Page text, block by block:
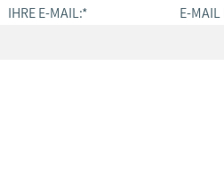
IHRE E-MAIL:* E-MAIL